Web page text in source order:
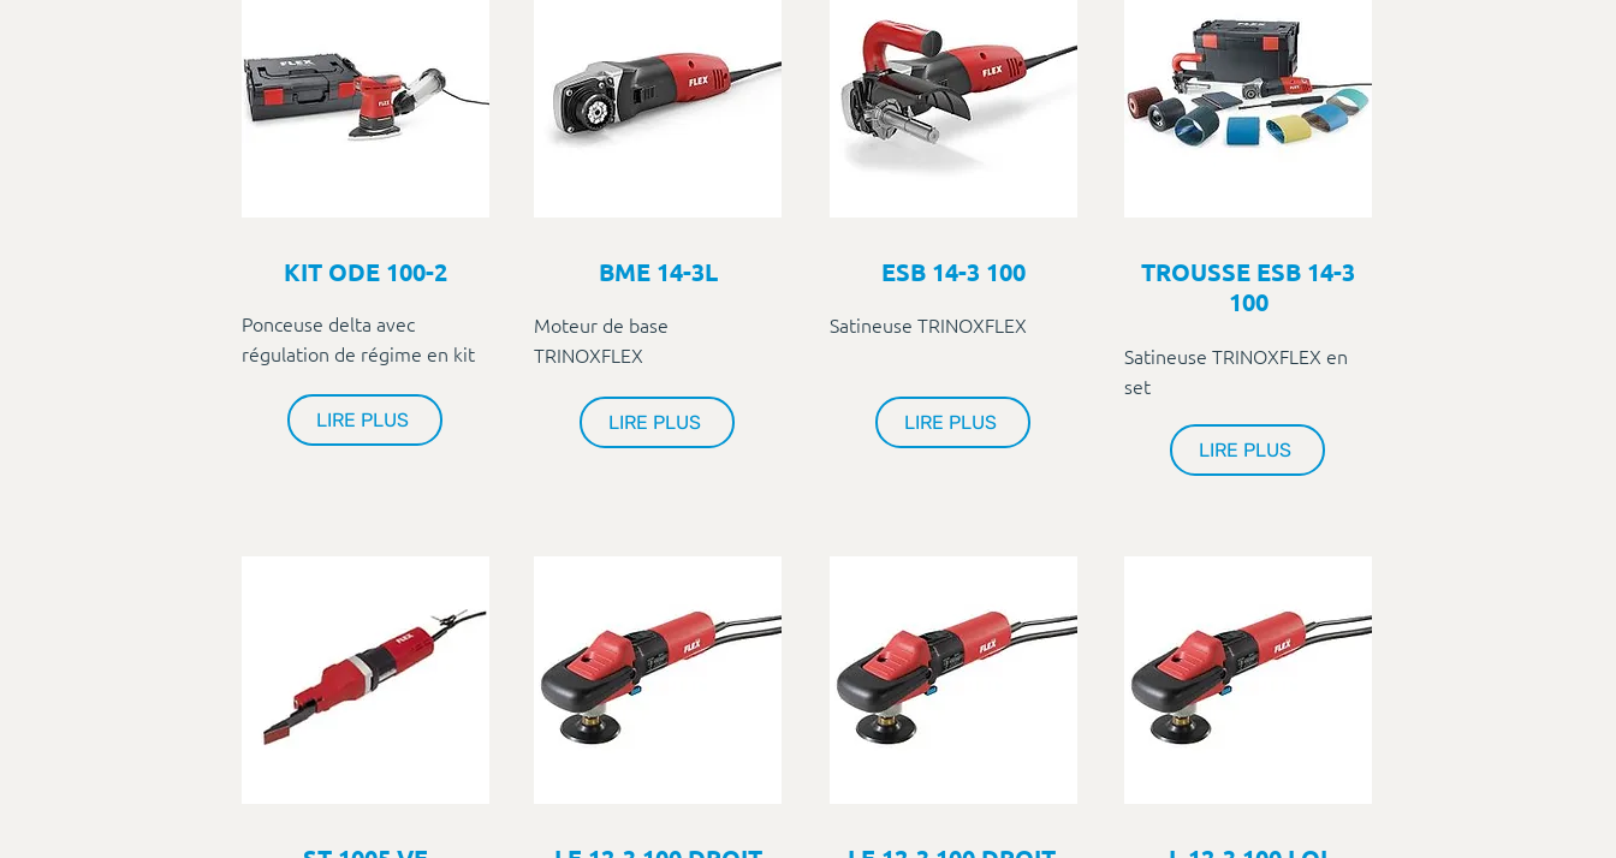
KIT ODE 100-2
Ponceuse delta avec
régulation de régime en kit
LIRE PLUS
BME 14-3L
LIRE PLUS
Moteur de base
TRINOXFLEX
ESB 14-3 100
LIRE PLUS
Satineuse TRINOXFLEX
TROUSSE ESB 14-3
100
Satineuse TRINOXFLEX en
set
LIRE PLUS